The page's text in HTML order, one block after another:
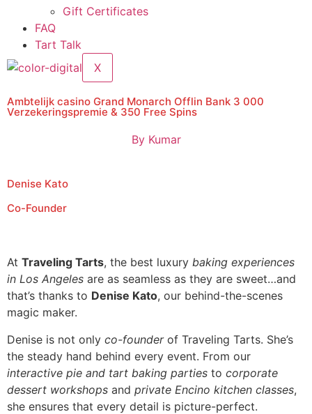
Gift Certificates
FAQ
Tart Talk
X
Ambtelijk casino Grand Monarch Offlin Bank 3 000
Verzekeringspremie & 350 Free Spins
ByKumar
Denise Kato
Co-Founder
At Traveling Tarts, the best luxury baking experiences
in Los Angeles are as seamless as they are sweet…and
that’s thanks to Denise Kato, our behind-the-scenes
magic maker.
Denise is not only co-founderof Traveling Tarts. She’s
the steady hand behind every event. From our
interactive pie and tart baking parties to corporate
dessert workshops and private Encino kitchen classes,
she ensures that every detail is picture-perfect.